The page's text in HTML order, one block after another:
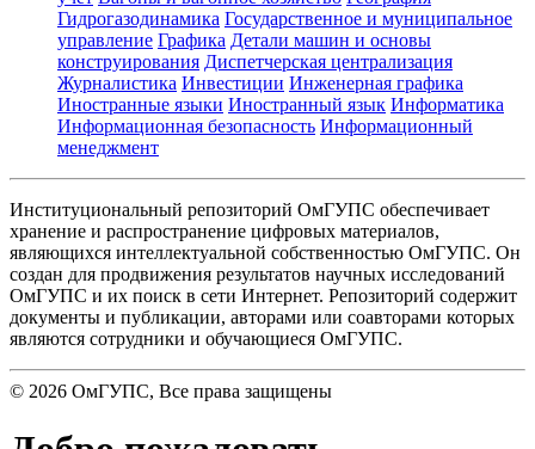
Гидрогазодинамика Государственное и муниципальное
управление Графика Детали машин и основы
конструирования Диспетчерская централизация
Журналистика Инвестиции Инженерная графика
Иностранные языки Иностранный язык Информатика
Информационная безопасность Информационный
менеджмент
Институциональный репозиторий ОмГУПС обеспечивает
хранение и распространение цифровых материалов,
являющихся интеллектуальной собственностью ОмГУПС. Он
создан для продвижения результатов научных исследований
ОмГУПС и их поиск в сети Интернет. Репозиторий содержит
документы и публикации, авторами или соавторами которых
являются сотрудники и обучающиеся ОмГУПС.
© 2026 ОмГУПС, Все права защищены